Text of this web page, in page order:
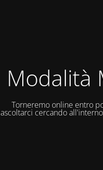
Modalità
Torneremo online entro
ascoltarci cercando